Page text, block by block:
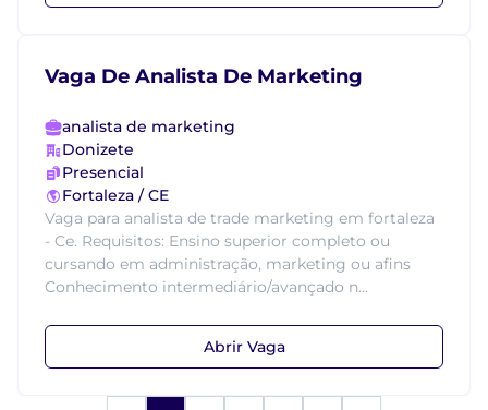
Vaga De Analista De Marketing
analista de marketing
Donizete
Presencial
Fortaleza / CE
Vaga para analista de trade marketing em fortaleza
- Ce. Requisitos: Ensino superior completo ou
cursando em administração, marketing ou afins
Conhecimento intermediário/avançado n...
Abrir Vaga